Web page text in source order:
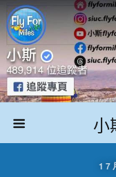
小
1 7